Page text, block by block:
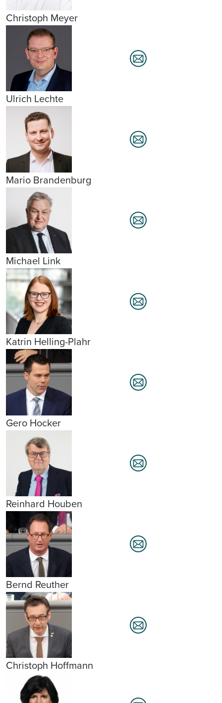
Christoph Meyer
Ulrich Lechte
Mario Brandenburg
Michael Link
Katrin Helling-Plahr
Gero Hocker
Reinhard Houben
Bernd Reuther
Christoph Hoffmann